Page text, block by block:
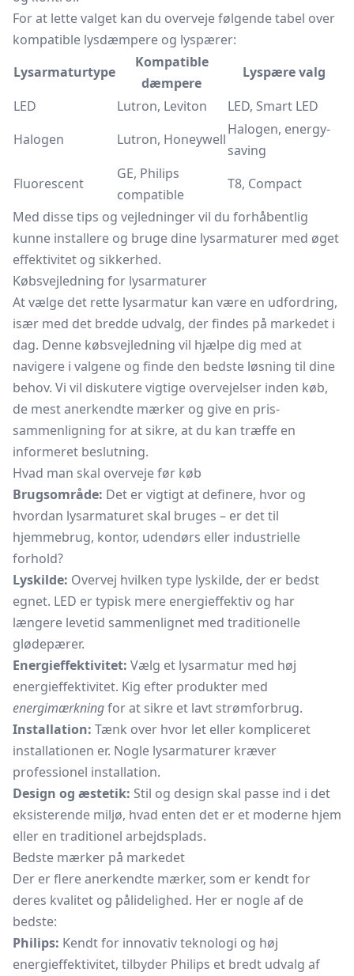
For at lette valget kan du overveje følgende tabel over
kompatible lysdæmpere og lyspærer:
Lysarmaturtype
Kompatible
dæmpere
Lyspære valg
LED
Lutron, Leviton
LED, Smart LED
Halogen
Lutron, Honeywell
Halogen, energy-
saving
Fluorescent
GE, Philips
compatible
T8, Compact
Med disse tips og vejledninger vil du forhåbentlig
kunne installere og bruge dine lysarmaturer med øget
effektivitet og sikkerhed.
Købsvejledning for lysarmaturer
At vælge det rette lysarmatur kan være en udfordring,
især med det bredde udvalg, der findes på markedet i
dag. Denne købsvejledning vil hjælpe dig med at
navigere i valgene og finde den bedste løsning til dine
behov. Vi vil diskutere vigtige overvejelser inden køb,
de mest anerkendte mærker og give en pris-
sammenligning for at sikre, at du kan træffe en
informeret beslutning.
Hvad man skal overveje før køb
Brugsområde: Det er vigtigt at definere, hvor og
hvordan lysarmaturet skal bruges – er det til
hjemmebrug, kontor, udendørs eller industrielle
forhold?
Lyskilde: Overvej hvilken type lyskilde, der er bedst
egnet. LED er typisk mere energieffektiv og har
længere levetid sammenlignet med traditionelle
glødepærer.
Energieffektivitet: Vælg et lysarmatur med høj
energieffektivitet. Kig efter produkter med
energimærkningfor at sikre et lavt strømforbrug.
Installation: Tænk over hvor let eller kompliceret
installationen er. Nogle lysarmaturer kræver
professionel installation.
Design og æstetik: Stil og design skal passe ind i det
eksisterende miljø, hvad enten det er et moderne hjem
eller en traditionel arbejdsplads.
Bedste mærker på markedet
Der er flere anerkendte mærker, som er kendt for
deres kvalitet og pålidelighed. Her er nogle af de
bedste:
Philips: Kendt for innovativ teknologi og høj
energieffektivitet, tilbyder Philips et bredt udvalg af